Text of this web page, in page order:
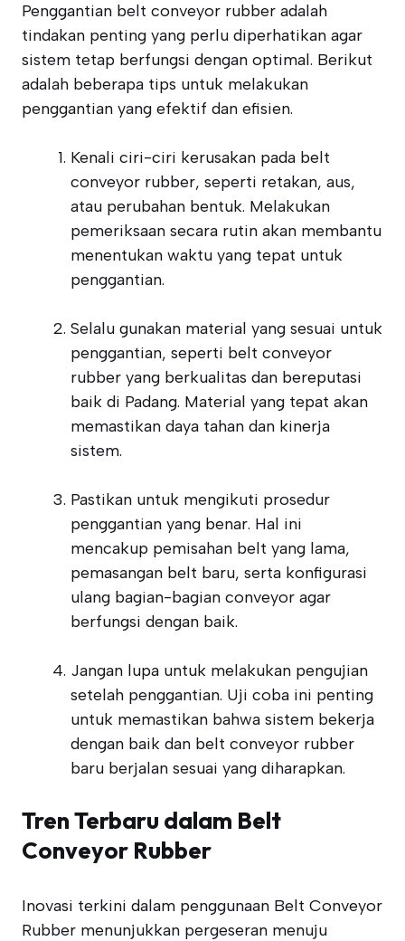
Penggantian belt conveyor rubber adalah
tindakan penting yang perlu diperhatikan agar
sistem tetap berfungsi dengan optimal. Berikut
adalah beberapa tips untuk melakukan
penggantian yang efektif dan efisien.
Kenali ciri-ciri kerusakan pada belt
conveyor rubber, seperti retakan, aus,
atau perubahan bentuk. Melakukan
pemeriksaan secara rutin akan membantu
menentukan waktu yang tepat untuk
penggantian.
Selalu gunakan material yang sesuai untuk
penggantian, seperti belt conveyor
rubber yang berkualitas dan bereputasi
baik di Padang. Material yang tepat akan
memastikan daya tahan dan kinerja
sistem.
Pastikan untuk mengikuti prosedur
penggantian yang benar. Hal ini
mencakup pemisahan belt yang lama,
pemasangan belt baru, serta konfigurasi
ulang bagian-bagian conveyor agar
berfungsi dengan baik.
Jangan lupa untuk melakukan pengujian
setelah penggantian. Uji coba ini penting
untuk memastikan bahwa sistem bekerja
dengan baik dan belt conveyor rubber
baru berjalan sesuai yang diharapkan.
Tren Terbaru dalam Belt
Conveyor Rubber
Inovasi terkini dalam penggunaan Belt Conveyor
Rubber menunjukkan pergeseran menuju